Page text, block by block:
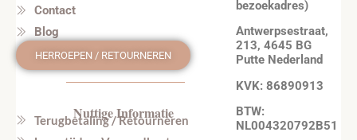
Contact
Blog
HERROEPEN / RETOURNEREN
Nuttige Informatie
Terugbetaling / Retourneren
bezoekadres)
Antwerpsestraat,
213, 4645 BG
Putte Nederland
KVK: 86890913
BTW:
NL004320792B51